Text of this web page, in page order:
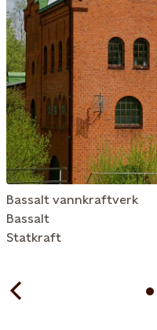
Bassalt vannkraftverk
Bassalt
Statkraft